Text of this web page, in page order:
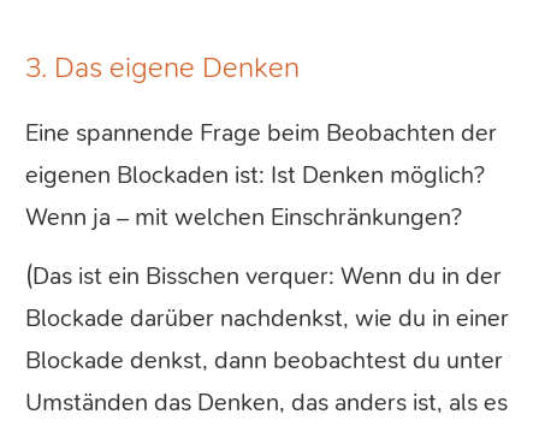
3. Das eigene Denken
Eine spannende Frage beim Beobachten der
eigenen Blockaden ist: Ist Denken möglich?
Wenn ja – mit welchen Einschränkungen?
(Das ist ein Bisschen verquer: Wenn du in der
Blockade darüber nachdenkst, wie du in einer
Blockade denkst, dann beobachtest du unter
Umständen das Denken, das anders ist, als es